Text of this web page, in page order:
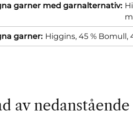
garner med garnalternativ:
m
garner: Higgins, 45 % Bomull,
av